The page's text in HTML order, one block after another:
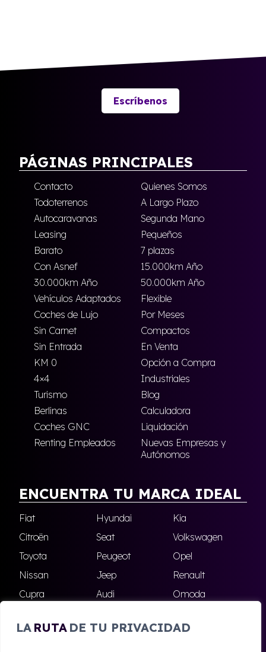
LA RUTA DE TU PRIVACIDAD
Escríbenos
PÁGINAS PRINCIPALES
Contacto
Quienes Somos
Todoterrenos
A Largo Plazo
Autocaravanas
Segunda Mano
Leasing
Pequeños
Barato
7 plazas
Con Asnef
15.000km Año
30.000km Año
50.000km Año
Vehículos Adaptados
Flexible
Coches de Lujo
Por Meses
Sin Carnet
Compactos
Sin Entrada
En Venta
KM 0
Opción a Compra
4×4
Industriales
Turismo
Blog
Berlinas
Calculadora
Coches GNC
Liquidación
Renting Empleados
Nuevas Empresas y
Autónomos
ENCUENTRA TU MARCA IDEAL
Fiat Hyundai
Kia
Citroën
Seat
Volkswagen
Toyota
Peugeot
Opel
Nissan
Jeep
Renault
Cupra
Audi
Omoda
Skoda
Ford Todas las marcas